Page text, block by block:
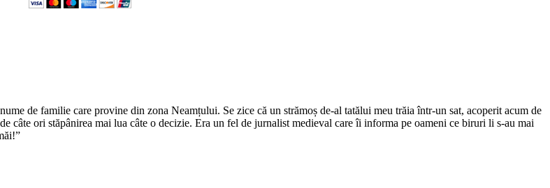
de familie care provine din zona Neamțului. Se zice că un strămoș de-al tatălui meu trăia într-un sat, acoperit acum de
câte ori stăpânirea mai lua câte o decizie. Era un fel de jurnalist medieval care îi informa pe oameni ce biruri li s-au mai